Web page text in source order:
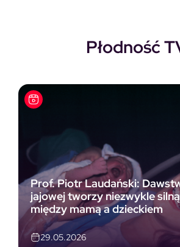
Płodność
Prof. Piotr Laudański:
jajowej tworzy niezwykle
między mamą a dzieckiem
29.05.2026